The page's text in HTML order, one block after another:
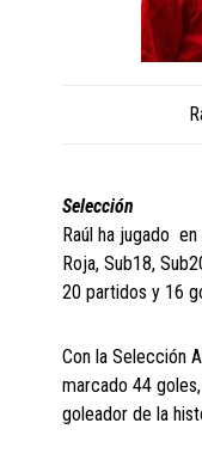
Selección
Raúl ha jugado
Roja, Sub18,
20 partidos y 16
Con la Selección
marcado 44
goleador de la